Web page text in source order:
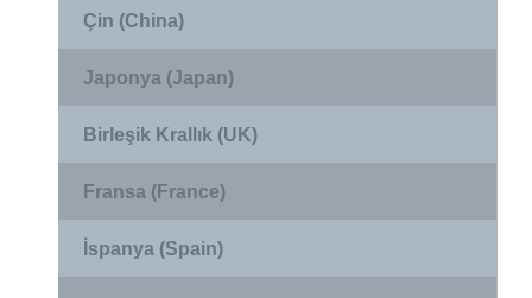
Çin (China)
Japonya (Japan)
Birleşik Krallık (UK)
Fransa (France)
İspanya (Spain)